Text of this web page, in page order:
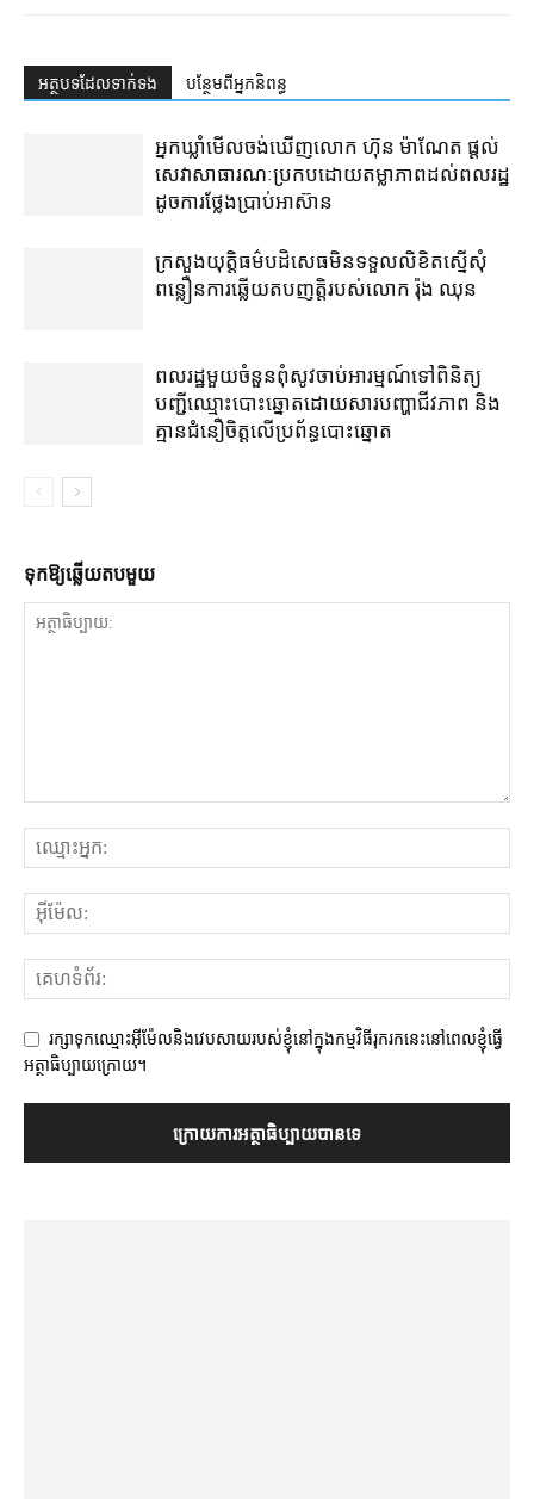
អត្ថបទ​ដែល​ទាក់ទង បន្ថែម​ពី​អ្នកនិពន្ធ
អ្នកឃ្លាំមើល​ចង់​ឃើញ​លោក ហ៊ុន ម៉ាណែត ផ្ដល់​
សេវា​សាធារណៈ​ប្រកបដោយ​តម្លាភាព​ដល់​ពលរដ្ឋ​
ដូច​ការ​ថ្លែង​ប្រាប់​អាស៊ាន
ក្រសួងយុត្តិធម៌​បដិសេធ​មិន​ទទួល​លិខិត​ស្នើសុំ​
ពន្លឿន​ការ​ឆ្លើយតប​ញត្តិ​របស់​លោក រ៉ុង ឈុន
ពលរដ្ឋ​មួយចំនួន​ពុំ​សូវ​ចាប់អារម្មណ៍​ទៅ​ពិនិត្យ​
បញ្ជី​ឈ្មោះ​បោះឆ្នោត​ដោយសារ​បញ្ហា​ជីវភាព និង​
គ្មាន​ជំនឿ​ចិត្ត​លើ​ប្រព័ន្ធ​បោះឆ្នោត
ទុក​ឱ្យ​ឆ្លើយ​តប​មួយ
រក្សាទុកឈ្មោះអ៊ីម៉ែលនិងវេបសាយរបស់ខ្ញុំនៅក្នុងកម្មវិធីរុករកនេះនៅពេលខ្ញុំធ្វើ
អត្ថាធិប្បាយក្រោយ។